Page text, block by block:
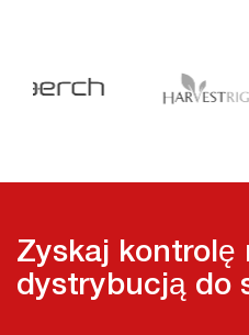
Zyskaj kontrolę
dystrybucją do